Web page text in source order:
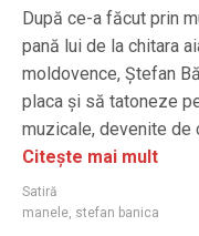
După ce-a făcut prin
pană lui de la chitara
moldovence, Ştefan
placa şi să tatoneze
muzicale, devenite de
Citește mai mult
Satiră
manele, stefan banica